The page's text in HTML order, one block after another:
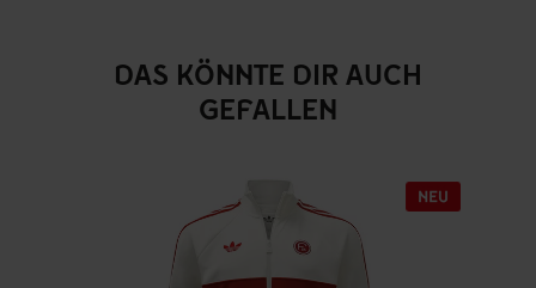
DAS KÖNNTE DIR AUCH
GEFALLEN